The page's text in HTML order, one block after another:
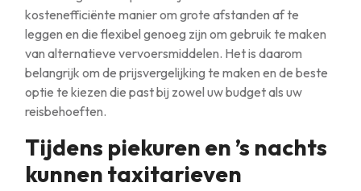
kostenefficiënte manier om grote afstanden af te
leggen en die flexibel genoeg zijn om gebruik te maken
van alternatieve vervoersmiddelen. Het is daarom
belangrijk om de prijsvergelijking te maken en de beste
optie te kiezen die past bij zowel uw budget als uw
reisbehoeften.
Tijdens piekuren en ’s nachts
kunnen taxitarieven